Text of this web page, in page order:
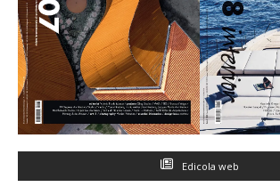
Edicola web